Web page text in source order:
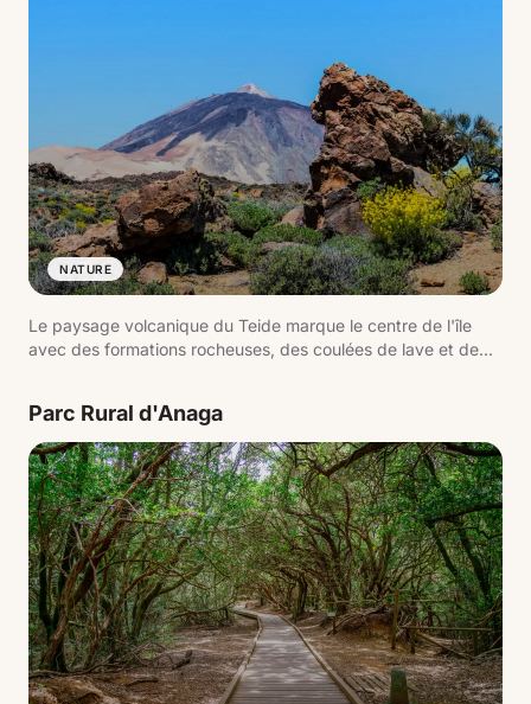
NATURE
Le paysage volcanique du Teide marque le centre de l'île
avec des formations rocheuses, des coulées de lave et de
haute montagne avec des vues dégagées.
Parc Rural d'Anaga